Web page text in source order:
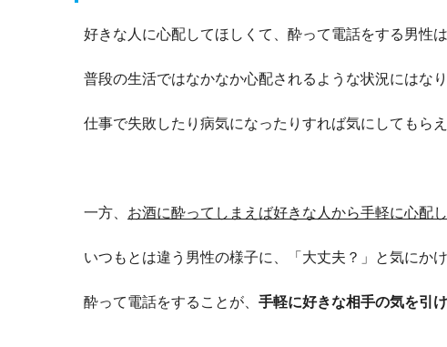
好きな人に心配してほしくて、酔って電話をする男性
普段の生活ではなかなか心配されるような状況にはなり
仕事で失敗したり病気になったりすれば気にしてもら
一方、 お酒に酔ってしまえば好きな人から手軽に心配
いつもとは違う男性の様子に、「大丈夫？」と気にか
酔って電話をすることが、 手軽に好きな相手の気を引